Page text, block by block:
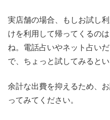
実店舗の場合、もしお試し
けを利用して帰ってくるの
ね。電話占いやネット占い
で、ちょっと試してみると
余計な出費を抑えるため、
ってみてください。